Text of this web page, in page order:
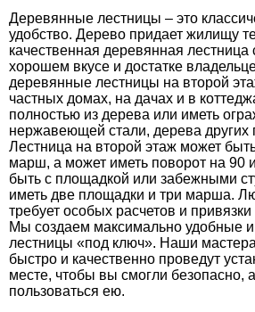
Деревянные лестницы – это
удобство. Дерево придает жилищу
качественная деревянная лестница
хорошем вкусе и достатке
деревянные лестницы на второй
частных домах, на дачах и в
полностью из дерева или иметь
нержавеющей стали, дерева других
Лестница на второй этаж может
марш, а может иметь поворот на 90
быть с площадкой или забежными
иметь две площадки и три марша.
требует особых расчетов и
Мы создаем максимально удобные
лестницы «под ключ». Наши
быстро и качественно проведут
месте, чтобы вы смогли безопасно,
пользоваться ею.